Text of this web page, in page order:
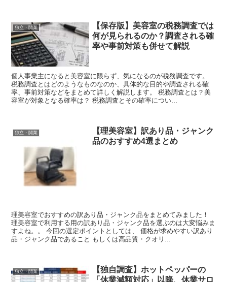
独立・開業
【保存版】美容室の税務調査では
何が見られるのか？調査される確
率や事前対策も併せて解説
個人事業主になると美容室に限らず、気になるのが税務調査です。
税務調査とはどのようなものなのか、具体的な目的や調査される確
率、事前対策などをまとめて詳しく解説します。 税務調査とは？美
容室が対象となる確率は？ 税務調査とその確率につい...
独立・開業
【理美容室】訳あり品・ジャンク
品のおすすめ4選まとめ
理美容室でおすすめの訳あり品・ジャンク品をまとめてみました！
理美容室で利用する用の訳あり品・ジャンク品を選ぶのは大変悩みま
すよね。。 今回の選定ポイントとしては、 価格が求めやすい訳あり
品・ジャンク品であること もしくは高品質・クオリ...
独立・開業
【独自調査】ホットペッパーの
「休業減額対応」以降、休業サロ